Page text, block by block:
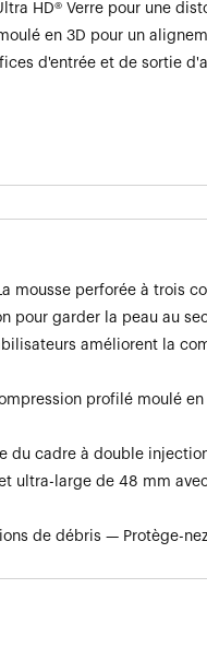
HD® Verre pour une
en 3D pour un
d'entrée et de sortie
mousse perforée à trois
pour garder la peau au
améliorent la
profilé moulé
du cadre à double
ultra-large de 48 mm
de débris — Protège-